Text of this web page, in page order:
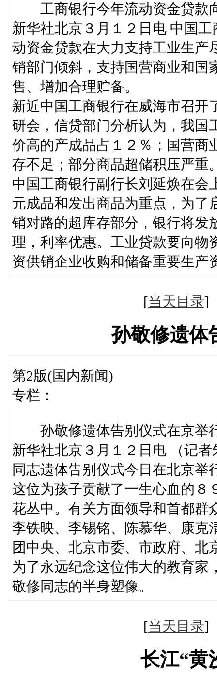
工商银行今年流动资金贷款
新华社北京３月１２日电 中国
动资金贷款在大力支持工业生产
销部门倾斜，支持国营商业和国
售、增加合理贮备。
新近中国工商银行在威海市召开
研会，信贷部门分析认为，我国
价高的产成品占１２％；国营商
存不足；部分商品超储积压严重
中国工商银行副行长刘延焕在会
元成品和发出商品为重点，为了
销对路的超库存部分，银行将发
理，利率优惠。工业贷款要向物
资供销企业收购和储备重要生产
[当天目录
孙敬修遗体
第2版(国内新闻)
专栏：
孙敬修遗体告别仪式在京举
新华社北京３月１２日电 （记
同志遗体告别仪式今日在北京举
这位为孩子贡献了一生心血的８
花丛中。有关方面领导和首都群
李铁映、李锡铭、陈慕华、康克
团中央、北京市委、市政府、北
为了永远纪念这位伟大的教育家
敬修同志的半身塑像。
[当天目录
长江“黄